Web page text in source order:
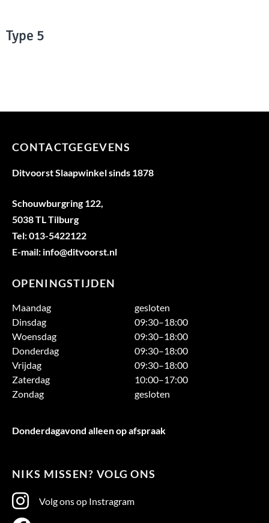
Type 5
CONTACTGEGEVENS
Ditvoorst Slaapwinkel sinds 1878
Schouwburgring 122,
5038 TL Tilburg
Tel: 013-5422122
E-mail: info@ditvoorst.nl
OPENINGSTIJDEN
Maandag
gesloten
Dinsdag
09:30–18:00
Woensdag
09:30–18:00
Donderdag
09:30–18:00
Vrijdag
09:30–18:00
Zaterdag
10:00–17:00
Zondag
gesloten
Donderdagavond alleen op afspraak
NIKS MISSEN? VOLG ONS
Volg ons op Instragram